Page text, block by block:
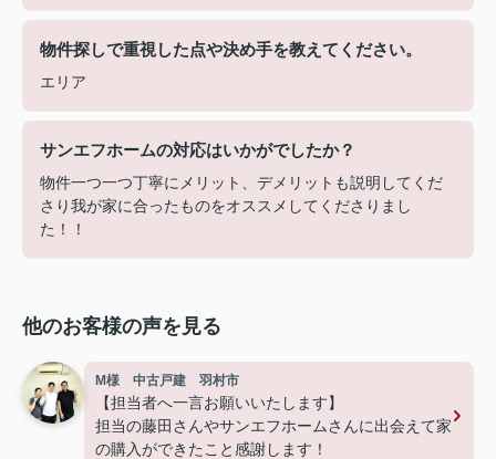
物件探しで重視した点や決め手を教えてください。
エリア
サンエフホームの対応はいかがでしたか？
物件一つ一つ丁寧にメリット、デメリットも説明してくだ
さり我が家に合ったものをオススメしてくださりまし
た！！
他のお客様の声を見る
M様 中古戸建 羽村市
【担当者へ一言お願いいたします】
担当の藤田さんやサンエフホームさんに出会えて家
の購入ができたこと感謝します！